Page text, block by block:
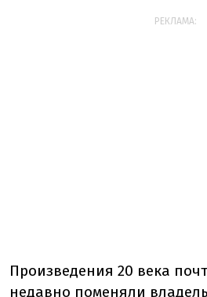
РЕКЛАМА:
Произведения 20 века
недавно поменяли